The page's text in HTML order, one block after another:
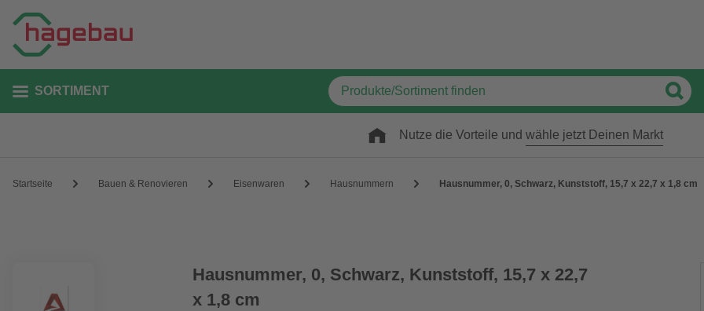
SORTIMENT
Nutze die Vorteile und wähle jetzt Deinen Markt
Startseite Bauen & Renovieren Eisenwaren Hausnummern Hausnummer, 0, Schwarz, Kunststoff, 15,7 x 22,7 x 1,8 cm
Hausnummer, 0, Schwarz, Kunststoff, 15,7 x 22,7
x 1,8 cm